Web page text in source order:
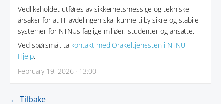
Vedlikeholdet utføres av sikkerhetsmessige og tekniske
årsaker for at IT-avdelingen skal kunne tilby sikre og stabile
systemer for NTNUs faglige miljøer, studenter og ansatte.
Ved spørsmål, ta kontakt med Orakeltjenesten i NTNU
Hjelp.
February 19, 2026 · 13:00
← Tilbake